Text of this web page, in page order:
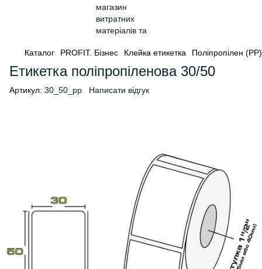
Каталог PROFIT. Бізнес Клейка етикетка Поліпропілен (PP)
Етикетка поліпропіленова 30/50
Артикул: 30_50_pp Написати відгук